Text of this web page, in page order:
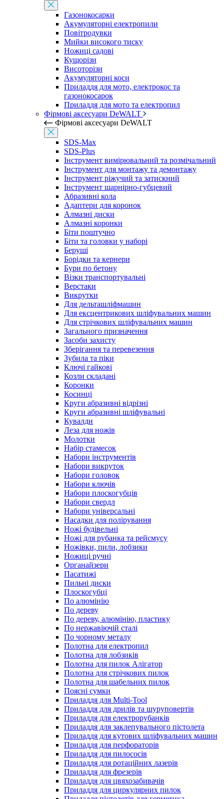
Газонокосарки
Акумуляторні електропили
Повітродувки
Мийки високого тиску
Ножиці садові
Кущорізи
Висоторізи
Акумуляторні коси
Приладдя для мото, електрокос та
газонокосарок
Приладдя для мото та електропил
Фірмові аксесуари DeWALT
Фірмові аксесуари DeWALT
SDS-Max
SDS-Plus
Інструмент вимірювальний та розмічальний
Інструмент для монтажу та демонтажу
Інструмент ріжучий та затискний
Інструмент шарнірно-губцевий
Абразивні кола
Адаптери для коронок
Алмазні диски
Алмазні коронки
Біти поштучно
Біти та головки у наборі
Беруші
Борідки та кернери
Бури по бетону
Візки транспортувальні
Верстаки
Викрутки
Для дельташліфмашин
Для ексцентрикових шліфувальних машин
Для стрічкових шліфувальних машин
Загального призначення
Засоби захисту
Зберігання та перевезення
Зубила та піки
Ключі гайкові
Козли складані
Коронки
Косинці
Круги абразивні відрізні
Круги абразивні шліфувальні
Кувалди
Леза для ножів
Молотки
Набір стамесок
Набори інструментів
Набори викруток
Набори головок
Набори ключів
Набори плоскогубців
Набори свердл
Набори універсальні
Насадки для полірування
Ножі будівельні
Ножі для рубанка та рейсмусу
Ножівки, пили, лобзики
Ножиці ручні
Органайзери
Пасатижі
Пильні диски
Плоскогубці
По алюмінію
По дереву
По дереву, алюмінію, пластику
По нержавіючій сталі
По чорному металу
Полотна для електропил
Полотна для лобзиків
Полотна для пилок Алігатор
Полотна для стрічкових пилок
Полотна для шабельних пилок
Поясні сумки
Приладдя для Multi-Tool
Приладдя для дрилів та шуруповертів
Приладдя для електрорубанків
Приладдя для заклепувального пістолета
Приладдя для кутових шліфувальних машин
Приладдя для перфораторів
Приладдя для пилососів
Приладдя для ротаційних лазерів
Приладдя для фрезерів
Приладдя для цвяхозабивачів
Приладдя для циркулярних пилок